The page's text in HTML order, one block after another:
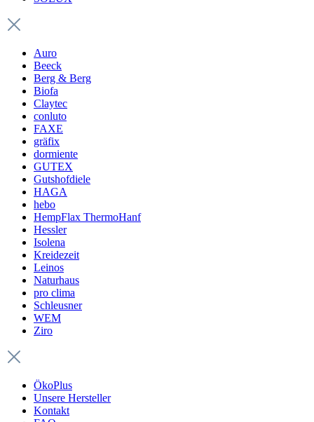
Auro
Beeck
Berg & Berg
Biofa
Claytec
conluto
FAXE
gräfix
dormiente
GUTEX
Gutshofdiele
HAGA
hebo
HempFlax ThermoHanf
Hessler
Isolena
Kreidezeit
Leinos
Naturhaus
pro clima
Schleusner
WEM
Ziro
ÖkoPlus
Unsere Hersteller
Kontakt